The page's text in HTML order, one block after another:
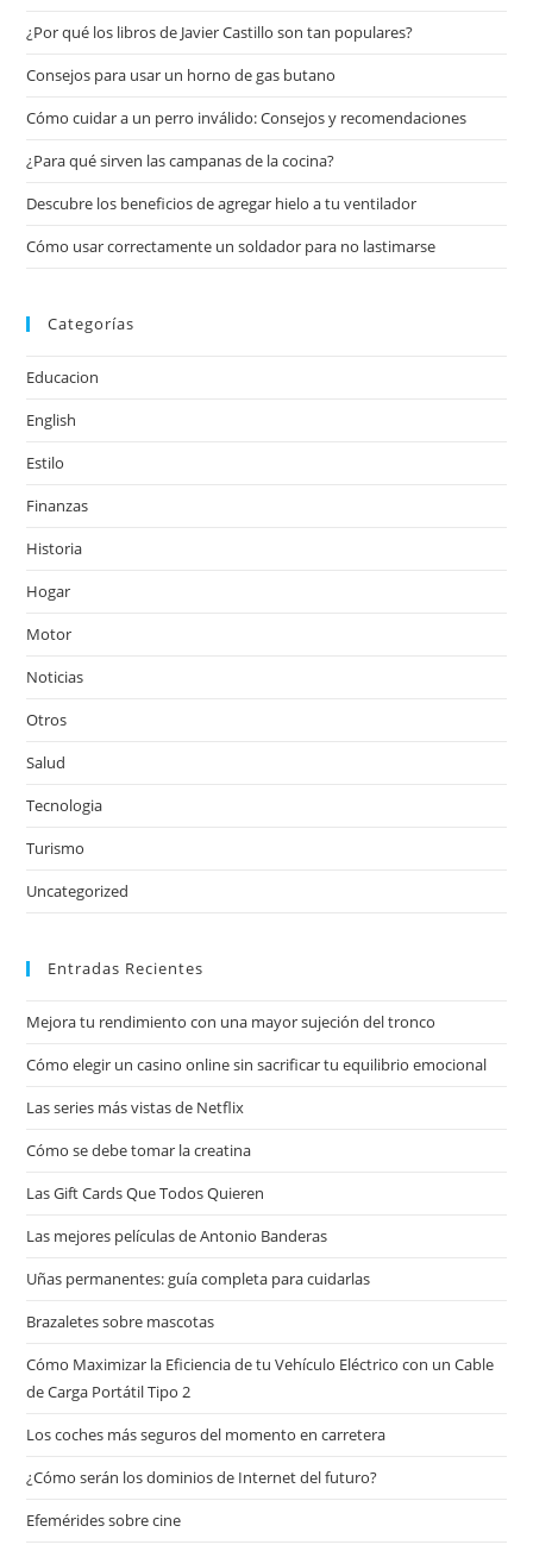
¿Por qué los libros de Javier Castillo son tan populares?
Consejos para usar un horno de gas butano
Cómo cuidar a un perro inválido: Consejos y recomendaciones
¿Para qué sirven las campanas de la cocina?
Descubre los beneficios de agregar hielo a tu ventilador
Cómo usar correctamente un soldador para no lastimarse
Categorías
Educacion
English
Estilo
Finanzas
Historia
Hogar
Motor
Noticias
Otros
Salud
Tecnologia
Turismo
Uncategorized
Entradas Recientes
Mejora tu rendimiento con una mayor sujeción del tronco
Cómo elegir un casino online sin sacrificar tu equilibrio emocional
Las series más vistas de Netflix
Cómo se debe tomar la creatina
Las Gift Cards Que Todos Quieren
Las mejores películas de Antonio Banderas
Uñas permanentes: guía completa para cuidarlas
Brazaletes sobre mascotas
Cómo Maximizar la Eficiencia de tu Vehículo Eléctrico con un Cable
de Carga Portátil Tipo 2
Los coches más seguros del momento en carretera
¿Cómo serán los dominios de Internet del futuro?
Efemérides sobre cine